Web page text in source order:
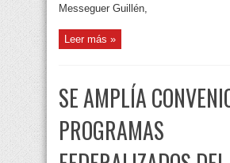
Messeguer Guillén,
Leer más »
SE AMPLÍA
PROGRAMAS